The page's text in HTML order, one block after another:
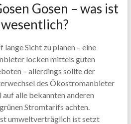
Gosen – was ist
lange Sicht zu planen – eine
locken mittels guten
– allerdings sollte der
des Ökostromanbieter
alle bekannten anderen
Stromtarifs achten.
umweltverträglich ist setzt